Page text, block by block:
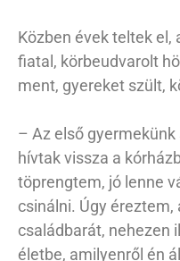
Közben évek teltek el,
fiatal, körbeudvarolt
ment, gyereket szült,
– Az első
hívtak vissza a
töprengtem, jó lenne
csinálni. Úgy
családbarát, nehezen
életbe, amilyenről én